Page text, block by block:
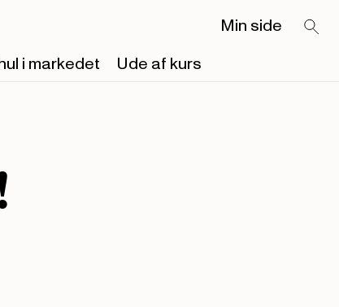
i markedet Ude af kurs
Min side